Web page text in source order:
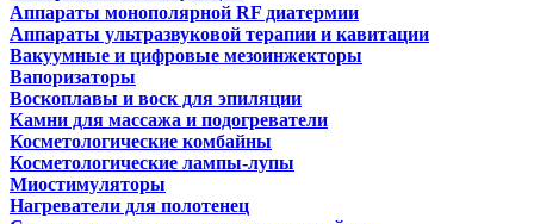
Аппараты монополярной RF диатермии
Аппараты ультразвуковой терапии и кавитации
Вакуумные и цифровые мезоинжекторы
Вапоризаторы
Воскоплавы и воск для эпиляции
Камни для массажа и подогреватели
Косметологические комбайны
Косметологические лампы-лупы
Миостимуляторы
Нагреватели для полотенец